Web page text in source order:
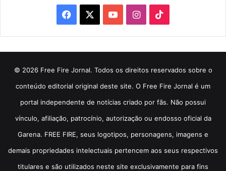
Facebook YouTubeInstagram
© 2026 Free Fire Jornal. Todos os direitos reservados sobre o
conteúdo editorial original deste site. O Free Fire Jornal é um
portal independente de notícias criado por fãs. Não possui
vínculo, afiliação, patrocínio, autorização ou endosso oficial da
Garena. FREE FIRE, seus logotipos, personagens, imagens e
demais propriedades intelectuais pertencem aos seus respectivos
titulares e são utilizados neste site exclusivamente para fins